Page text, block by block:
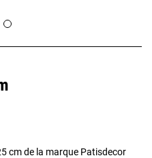
cm de la marque Patisdecor